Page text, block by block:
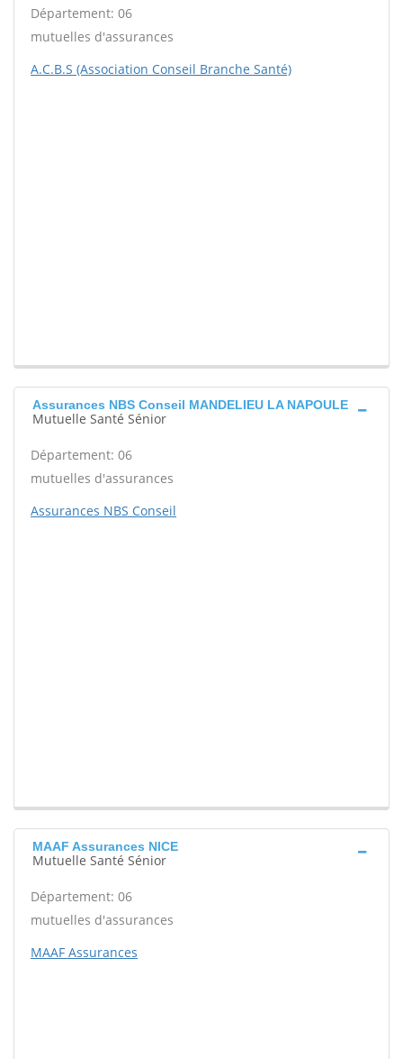
Département: 06
mutuelles d'assurances
A.C.B.S (Association Conseil Branche Santé)
Assurances NBS Conseil MANDELIEU LA NAPOULE
Mutuelle Santé Sénior
Département: 06
mutuelles d'assurances
Assurances NBS Conseil
MAAF Assurances NICE
Mutuelle Santé Sénior
Département: 06
mutuelles d'assurances
MAAF Assurances